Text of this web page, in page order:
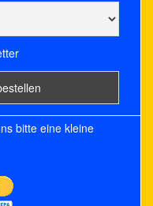
bitte eine kleine